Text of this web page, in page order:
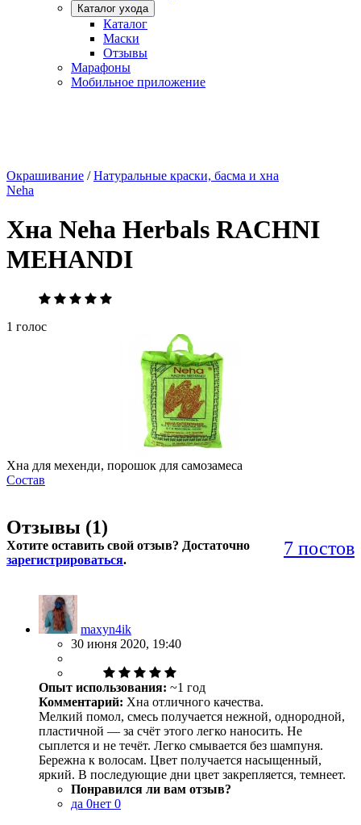
Каталог ухода
Каталог
Маски
Отзывы
Марафоны
Мобильное приложение
Окрашивание /Натуральные краски, басма и хна
Neha
Хна Neha Herbals RACHNI
MEHANDI
1 голос
Хна для мехенди, порошок для самозамеса
Состав
Отзывы (1)
7 постов
Хотите оставить свой отзыв? Достаточно
зарегистрироваться.
maxyn4ik
30 июня 2020, 19:40
Опыт использования: ~1 год
Комментарий: Хна отличного качества.
Мелкий помол, смесь получается нежной, однородной,
пластичной — за счёт этого легко наносить. Не
сыплется и не течёт. Легко смывается без шампуня.
Бережна к волосам. Цвет получается насыщенный,
яркий. В последующие дни цвет закрепляется, темнеет.
Понравился ли вам отзыв?
да 0нет 0